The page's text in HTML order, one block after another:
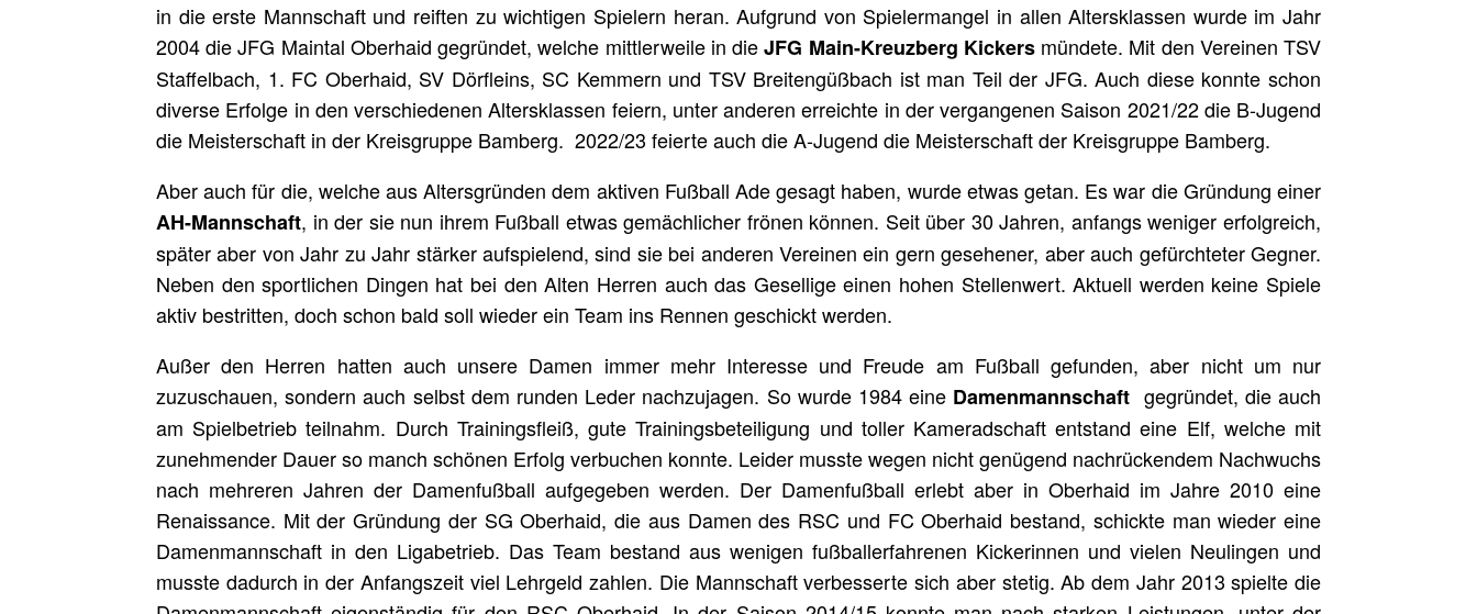
in die erste Mannschaft und reiften zu wichtigen Spielern heran. Aufgrund von Spielermangel in allen Altersklassen wurde im Jahr
2004 die JFG Maintal Oberhaid gegründet, welche mittlerweile in dieJFG Main-Kreuzberg Kickersmündete. Mit den Vereinen TSV
Staffelbach, 1. FC Oberhaid, SV Dörfleins, SC Kemmern und TSV Breitengüßbach ist man Teil der JFG. Auch diese konnte schon
diverse Erfolge in den verschiedenen Altersklassen feiern, unter anderen erreichte in der vergangenen Saison 2021/22 die B-Jugend
die Meisterschaft in der Kreisgruppe Bamberg. 2022/23 feierte auch die A-Jugend die Meisterschaft der Kreisgruppe Bamberg.
Aber auch für die, welche aus Altersgründen dem aktiven Fußball Ade gesagt haben, wurde etwas getan. Es war die Gründung einer
AH-Mannschaft, in der sie nun ihrem Fußball etwas gemächlicher frönen können. Seit über 30 Jahren, anfangs weniger erfolgreich,
später aber von Jahr zu Jahr stärker aufspielend, sind sie bei anderen Vereinen ein gern gesehener, aber auch gefürchteter Gegner.
Neben den sportlichen Dingen hat bei den Alten Herren auch das Gesellige einen hohen Stellenwert. Aktuell werden keine Spiele
aktiv bestritten, doch schon bald soll wieder ein Team ins Rennen geschickt werden.
Außer den Herren hatten auch unsere Damen immer mehr Interesse und Freude am Fußball gefunden, aber nicht um nur
zuzuschauen, sondern auch selbst dem runden Leder nachzujagen. So wurde 1984 eine Damenmannschaft gegründet, die auch
am Spielbetrieb teilnahm. Durch Trainingsfleiß, gute Trainingsbeteiligung und toller Kameradschaft entstand eine Elf, welche mit
zunehmender Dauer so manch schönen Erfolg verbuchen konnte. Leider musste wegen nicht genügend nachrückendem Nachwuchs
nach mehreren Jahren der Damenfußball aufgegeben werden. Der Damenfußball erlebt aber in Oberhaid im Jahre 2010 eine
Renaissance. Mit der Gründung der SG Oberhaid, die aus Damen des RSC und FC Oberhaid bestand, schickte man wieder eine
Damenmannschaft in den Ligabetrieb. Das Team bestand aus wenigen fußballerfahrenen Kickerinnen und vielen Neulingen und
musste dadurch in der Anfangszeit viel Lehrgeld zahlen. Die Mannschaft verbesserte sich aber stetig. Ab dem Jahr 2013 spielte die